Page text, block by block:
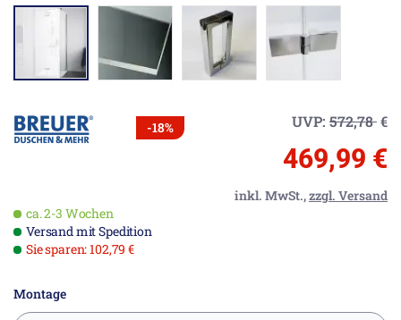
-18% UVP: 572,78€
469,99 €
inkl. MwSt.,zzgl. Versand
ca. 2-3 Wochen
Versand mit Spedition
Sie sparen: 102,79 €
Montage